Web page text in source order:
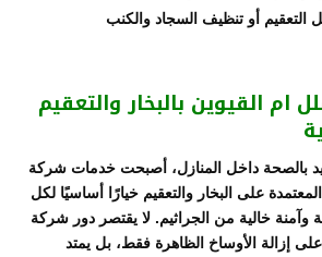
التعقيم أو تنظيف السجاد والكنب
القيوين بالبخار والتعقيم
بالصحة داخل المنازل، أصبحت خدمات شركة
على البخار والتعقيم خيارًا أساسيًا لكل
خالية من الجراثيم. لا يقتصر دور شركة
إزالة الأوساخ الظاهرة فقط، بل يمتد